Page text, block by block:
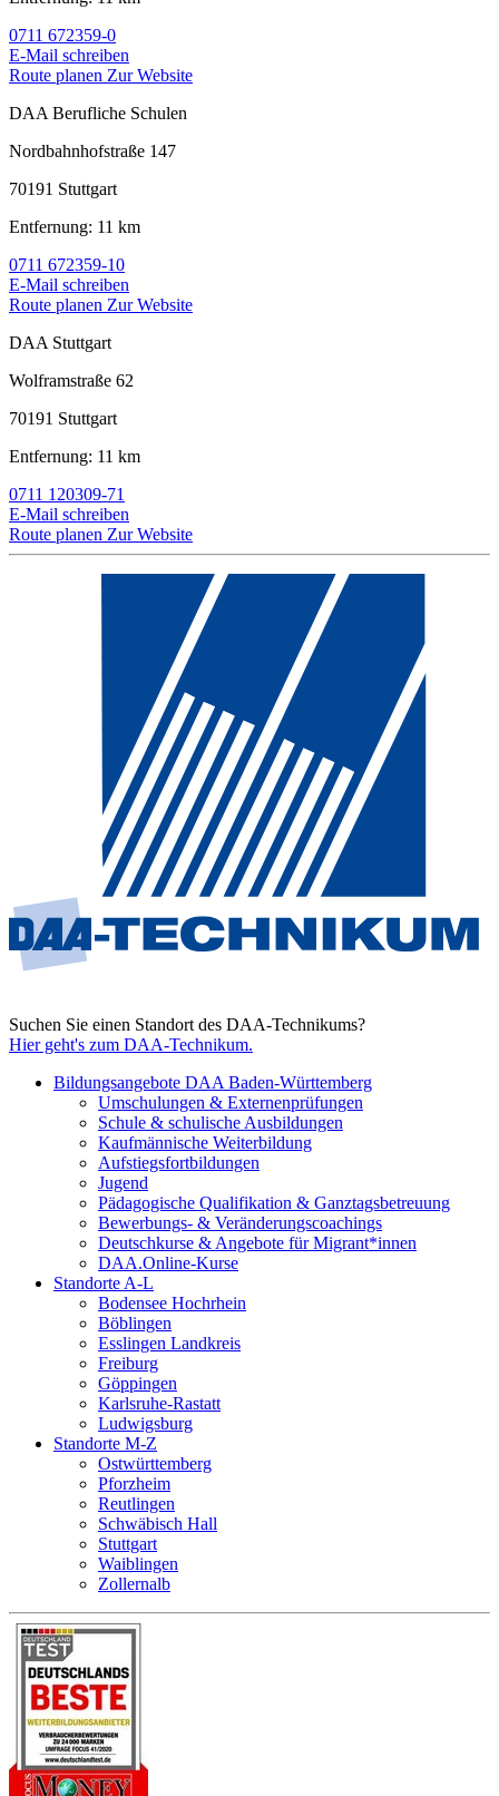
0711 672359-0
E-Mail schreiben
Route planen Zur Website
DAA Berufliche Schulen
Nordbahnhofstraße 147
70191 Stuttgart
Entfernung: 11 km
0711 672359-10
E-Mail schreiben
Route planen Zur Website
DAA Stuttgart
Wolframstraße 62
70191 Stuttgart
Entfernung: 11 km
0711 120309-71
E-Mail schreiben
Route planen Zur Website
Suchen Sie einen Standort des DAA-Technikums?
Hier geht's zum DAA-Technikum.
Bildungsangebote DAA Baden-Württemberg
Umschulungen & Externenprüfungen
Schule & schulische Ausbildungen
Kaufmännische Weiterbildung
Aufstiegsfortbildungen
Jugend
Pädagogische Qualifikation & Ganztagsbetreuung
Bewerbungs- & Veränderungscoachings
Deutschkurse & Angebote für Migrant*innen
DAA.Online-Kurse
Standorte A-L
Bodensee Hochrhein
Böblingen
Esslingen Landkreis
Freiburg
Göppingen
Karlsruhe-Rastatt
Ludwigsburg
Standorte M-Z
Ostwürttemberg
Pforzheim
Reutlingen
Schwäbisch Hall
Stuttgart
Waiblingen
Zollernalb